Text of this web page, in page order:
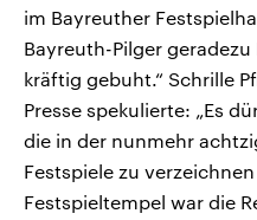
im Bayreuther
Bayreuth-Pilger
kräftig gebuht.“ Schrille
Presse spekulierte: „Es
die in der nunmehr
Festspiele zu
Festspieltempel war die